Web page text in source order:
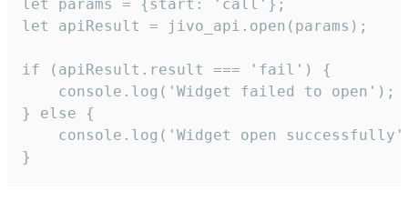
let params = {start: 'call'};
let apiResult = jivo_api.open(params);
if (apiResult.result === 'fail') {
    console.log('Widget failed to open');
} else {
console.log('Widget open
}